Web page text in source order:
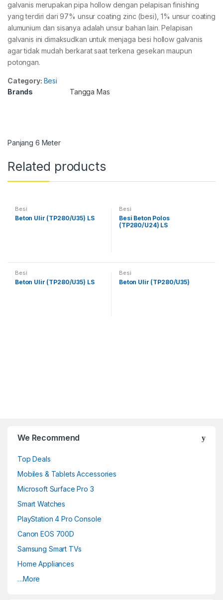
galvanis merupakan pipa hollow dengan pelapisan finishing
yang terdiri dari 97% unsur coating zinc (besi), 1% unsur coating
alumunium dan sisanya adalah unsur bahan lain. Pelapisan
galvanis ini dimaksudkan untuk menjaga besi hollow galvanis
agar tidak mudah berkarat saat terkena gesekan maupun
potongan.
Category: Besi
Brands
Tangga Mas
Panjang 6 Meter
Related products
Besi
Beton Ulir (TP280/U35) LS
Besi
Besi Beton Polos
(TP280/U24) LS
Besi
Beton Ulir (TP280/U35) LS
Besi
Beton Ulir (TP280/U35)
We Recommend
Top Deals
Mobiles & Tablets Accessories
Microsoft Surface Pro 3
Smart Watches
PlayStation 4 Pro Console
Canon EOS 700D
Samsung Smart TVs
Home Appliances
…More